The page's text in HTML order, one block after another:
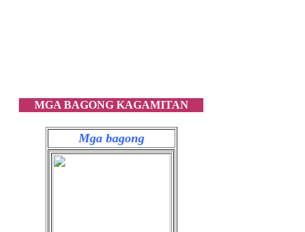
MGA BAGONG KAGAMITAN
Mga bagong